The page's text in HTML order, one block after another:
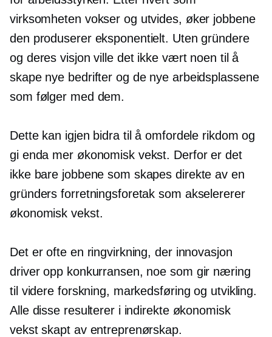
virksomheten vokser og utvides, øker jobbene
den produserer eksponentielt. Uten gründere
og deres visjon ville det ikke vært noen til å
skape nye bedrifter og de nye arbeidsplassene
som følger med dem.
Dette kan igjen bidra til å omfordele rikdom og
gi enda mer økonomisk vekst. Derfor er det
ikke bare jobbene som skapes direkte av en
gründers forretningsforetak som akselererer
økonomisk vekst.
Det er ofte en ringvirkning, der innovasjon
driver opp konkurransen, noe som gir næring
til videre forskning, markedsføring og utvikling.
Alle disse resulterer i indirekte økonomisk
vekst skapt av entreprenørskap.